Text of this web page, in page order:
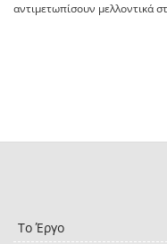
αντιμετωπίσουν μελλοντικά
Το Έργο